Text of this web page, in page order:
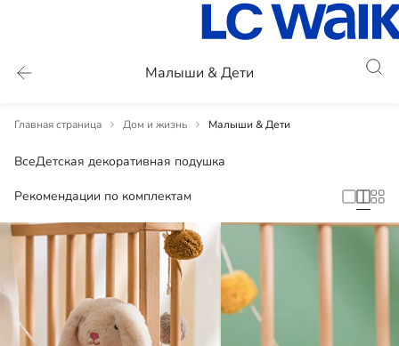
Малыши & Дети
Главная страница Дом и жизнь Малыши & Дети
ВсеДетская декоративная подушка
Рекомендации по комплектам